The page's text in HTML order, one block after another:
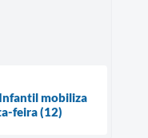
mobiliza
feira (12)